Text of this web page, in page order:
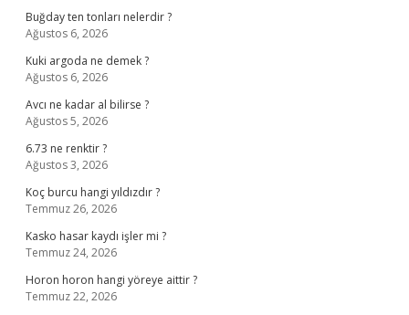
Buğday ten tonları nelerdir ?
Ağustos 6, 2026
Kuki argoda ne demek ?
Ağustos 6, 2026
Avcı ne kadar al bilirse ?
Ağustos 5, 2026
6.73 ne renktir ?
Ağustos 3, 2026
Koç burcu hangi yıldızdır ?
Temmuz 26, 2026
Kasko hasar kaydı işler mi ?
Temmuz 24, 2026
Horon horon hangi yöreye aittir ?
Temmuz 22, 2026